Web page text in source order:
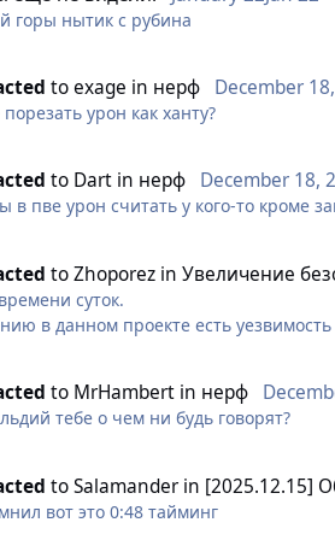
(а то и уступающий) урон по
по фракции: Охотник vs
что классы зеркальны по фракциям,
атак: Основной навык Охотника,
позволяющая рейнджеру бить
есть кап уклонения.
есть Эскейп — отпрыг от врага.
уклонение.
горы нытик с рубина
toexage in нерф December
урон как ханту?
to Dart in нерф December 18,
в пве урон считать у кого-то кроме
toZhoporez inУвеличение
суток.
в данном проекте есть
прочитанного:
в том,что использовал такую же
to MrHambert in нерф
тебе о чем ни будь говорят?
toSalamander in [2025.12.15]
вот это 0:48 тайминг